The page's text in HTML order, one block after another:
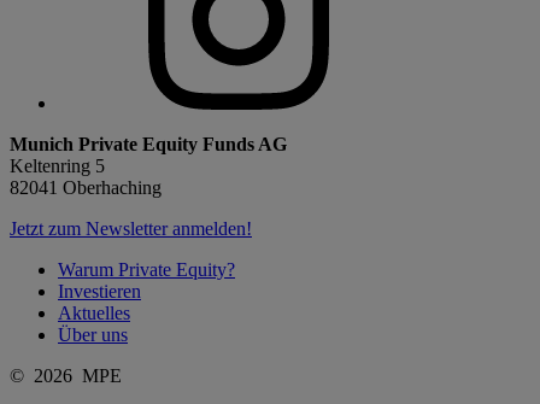
Munich Private Equity Funds AG
Keltenring 5
82041 Oberhaching
Jetzt zum Newsletter anmelden!
Warum Private Equity?
Investieren
Aktuelles
Über uns
© 2026 MPE